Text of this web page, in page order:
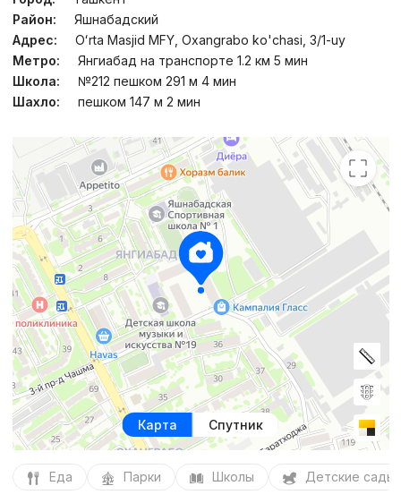
Район:
Яшнабадский
Адрес:
Oʻrta Masjid MFY, Oxangrabo ko'chasi, 3/1-uy
Метро:
Янгиабад на транспорте 1.2 км 5 мин
Школа:
№212 пешком 291 м 4 мин
Шахло:
пешком 147 м 2 мин
Карта Спутник
Еда Парки Школы Детские сады